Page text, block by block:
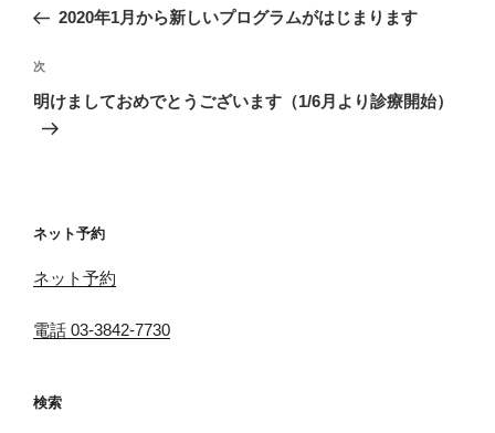
ナ
ビ
ゲ
ー
の
稿
2020年1月から新しいプログラムがはじまります
次
の
次
明けましておめでとうございます（1/6月より診療開始）
ネット予約
ネット予約
電話 03-3842-7730
検索